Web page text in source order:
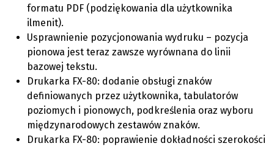
formatu PDF (podziękowania dla użytkownika
ilmenit).
Usprawnienie pozycjonowania wydruku – pozycja
pionowa jest teraz zawsze wyrównana do linii
bazowej tekstu.
Drukarka FX-80: dodanie obsługi znaków
definiowanych przez użytkownika, tabulatorów
poziomych i pionowych, podkreślenia oraz wyboru
międzynarodowych zestawów znaków.
Drukarka FX-80: poprawienie dokładności szerokości